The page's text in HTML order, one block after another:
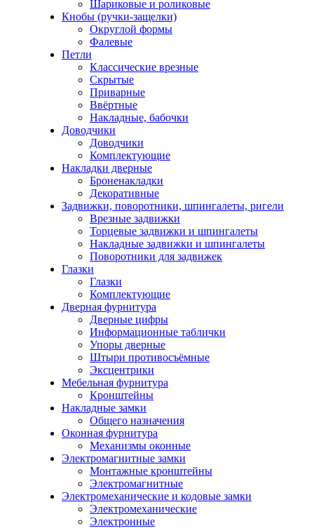
Шариковые и роликовые
Кнобы (ручки-защелки)
Округлой формы
Фалевые
Петли
Классические врезные
Скрытые
Приварные
Ввёртные
Накладные, бабочки
Доводчики
Доводчики
Комплектующие
Накладки дверные
Броненакладки
Декоративные
Задвижки, поворотники, шпингалеты, ригели
Врезные задвижки
Торцевые задвижки и шпингалеты
Накладные задвижки и шпингалеты
Поворотники для задвижек
Глазки
Глазки
Комплектующие
Дверная фурнитура
Дверные цифры
Информационные таблички
Упоры дверные
Штыри противосъёмные
Эксцентрики
Мебельная фурнитура
Кронштейны
Накладные замки
Общего назначения
Оконная фурнитура
Механизмы оконные
Электромагнитные замки
Монтажные кронштейны
Электромагнитные
Электромеханические и кодовые замки
Электромеханические
Электронные